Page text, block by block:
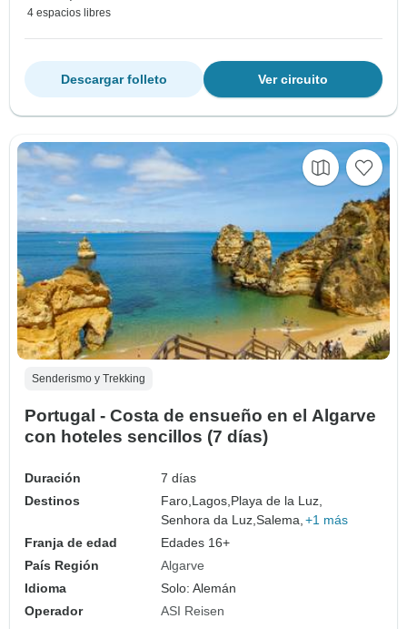
4 espacios libres
Ver circuito
Descargar folleto
Senderismo y Trekking
Portugal - Costa de ensueño en el Algarve
con hoteles sencillos (7 días)
Duración
7 días
Destinos
Faro,Lagos,Playa de la Luz,
Senhora da Luz,Salema, +1 más
Franja de edad
Edades 16+
País Región
Algarve
Idioma
Solo: Alemán
Operador
ASI Reisen